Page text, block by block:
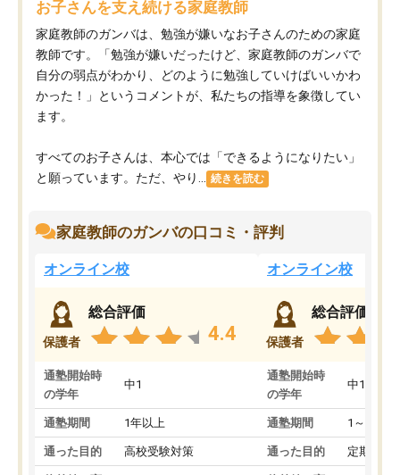
お子さんを支え続ける家庭教師
家庭教師のガンバは、勉強が嫌いなお子さんのための家庭
教師です。「勉強が嫌いだったけど、家庭教師のガンバで
自分の弱点がわかり、どのように勉強していけばいいかわ
かった！」というコメントが、私たちの指導を象徴してい
ます。
すべてのお子さんは、本心では「できるようになりたい」
と願っています。ただ、やり...
続きを読む
家庭教師のガンバの口コミ・評判
オンライン校
保護者
総合評価
4.4
通塾開始時
の学年
中1
通塾期間 1年以上
通った目的 高校受験対策
オンライン校
保護者
総合評価
通塾開始時
の学年
中1
通塾期間 1～3ヵ月
通った目的 定期テス